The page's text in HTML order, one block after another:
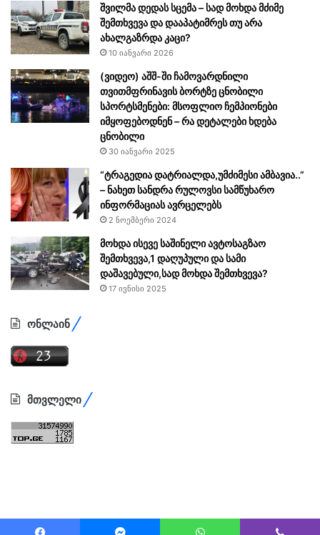
შვილმა დედას სცემა – სად მოხდა მძიმე
შემთხვევა და დააპატიმრეს თუ არა
ახალგაზრდა კაცი?
10 იანვარი 2026
(ვიდეო) აშშ-ში ჩამოვარდნილი
თვითმფრინავის ბორტზე ცნობილი
სპორტსმენები: მსოფლიო ჩემპიონები
იმყოფებოდნენ – რა დეტალები ხდება
ცნობილი
30 იანვარი 2025
“ტრაგედია დატრიალდა,უმძიმესი ამბავია..”
– ნახეთ სანდრა რულოვსი სამწუხარო
ინფორმაციას ავრცელებს
2 ნოემბერი 2024
მოხდა ისევე საშინელი ავტოსაგზაო
შემთხვევა,1 დაღუპული და სამი
დაშავებული,სად მოხდა შემთხვევა?
17 ივნისი 2025
ონლაინ
მთვლელი